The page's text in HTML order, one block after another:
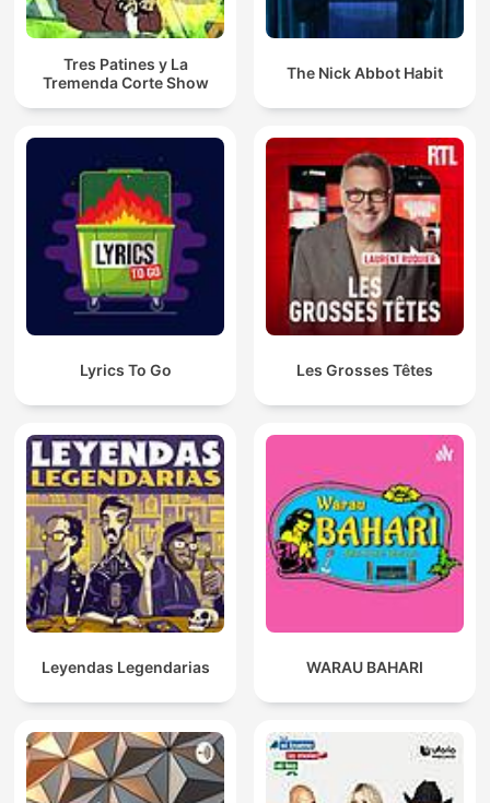
Tres Patines y La
Tremenda Corte Show
The Nick Abbot Habit
Lyrics To Go Les Grosses Têtes
Leyendas Legendarias WARAU BAHARI